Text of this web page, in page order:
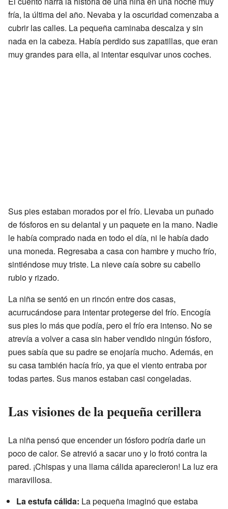
fría, la última del año. Nevaba y la oscuridad comenzaba a
cubrir las calles. La pequeña caminaba descalza y sin
nada en la cabeza. Había perdido sus zapatillas, que eran
muy grandes para ella, al intentar esquivar unos coches.
Sus pies estaban morados por el frío. Llevaba un puñado
de fósforos en su delantal y un paquete en la mano. Nadie
le había comprado nada en todo el día, ni le había dado
una moneda. Regresaba a casa con hambre y mucho frío,
sintiéndose muy triste. La nieve caía sobre su cabello
rubio y rizado.
La niña se sentó en un rincón entre dos casas,
acurrucándose para intentar protegerse del frío. Encogía
sus pies lo más que podía, pero el frío era intenso. No se
atrevía a volver a casa sin haber vendido ningún fósforo,
pues sabía que su padre se enojaría mucho. Además, en
su casa también hacía frío, ya que el viento entraba por
todas partes. Sus manos estaban casi congeladas.
Las visiones de la pequeña cerillera
La niña pensó que encender un fósforo podría darle un
poco de calor. Se atrevió a sacar uno y lo frotó contra la
pared. ¡Chispas y una llama cálida aparecieron! La luz era
maravillosa.
La estufa cálida: La pequeña imaginó que estaba